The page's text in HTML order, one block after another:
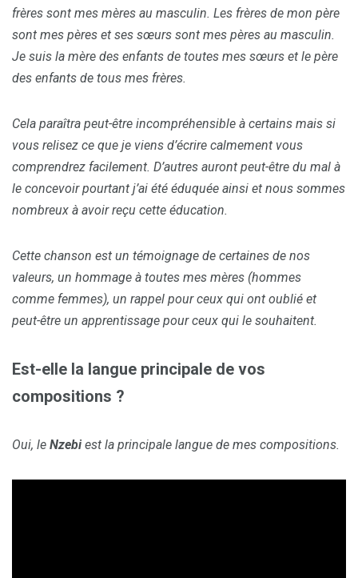
frères sont mes mères au masculin. Les frères de mon père
sont mes pères et ses sœurs sont mes pères au masculin.
Je suis la mère des enfants de toutes mes sœurs et le père
des enfants de tous mes frères.
Cela paraîtra peut-être incompréhensible à certains mais si
vous relisez ce que je viens d’écrire calmement vous
comprendrez facilement. D’autres auront peut-être du mal à
le concevoir pourtant j’ai été éduquée ainsi et nous sommes
nombreux à avoir reçu cette éducation.
Cette chanson est un témoignage de certaines de nos
valeurs, un hommage à toutes mes mères (hommes
comme femmes), un rappel pour ceux qui ont oublié et
peut-être un apprentissage pour ceux qui le souhaitent.
Est-elle la langue principale de vos
compositions ?
Oui, le Nzebiest la principale langue de mes compositions.